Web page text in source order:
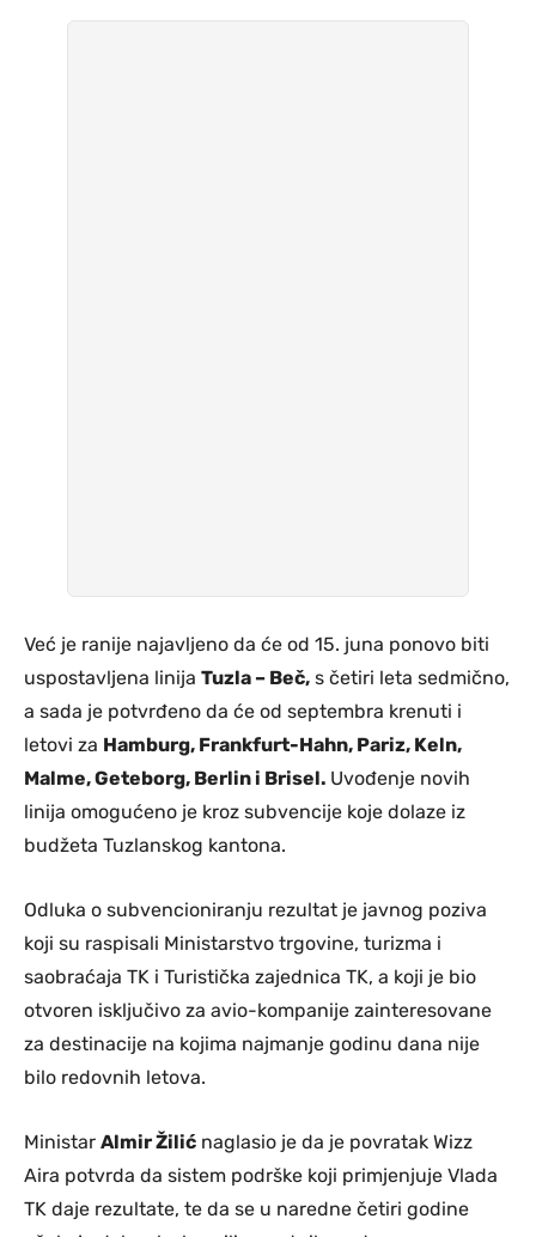
Već je ranije najavljeno da će od 15. juna ponovo biti
uspostavljena linija Tuzla – Beč, s četiri leta sedmično,
a sada je potvrđeno da će od septembra krenuti i
letovi za Hamburg, Frankfurt-Hahn, Pariz, Keln,
Malme, Geteborg, Berlin i Brisel. Uvođenje novih
linija omogućeno je kroz subvencije koje dolaze iz
budžeta Tuzlanskog kantona.
Odluka o subvencioniranju rezultat je javnog poziva
koji su raspisali Ministarstvo trgovine, turizma i
saobraćaja TK i Turistička zajednica TK, a koji je bio
otvoren isključivo za avio-kompanije zainteresovane
za destinacije na kojima najmanje godinu dana nije
bilo redovnih letova.
Ministar Almir Žilić naglasio je da je povratak Wizz
Aira potvrda da sistem podrške koji primjenjuje Vlada
TK daje rezultate, te da se u naredne četiri godine